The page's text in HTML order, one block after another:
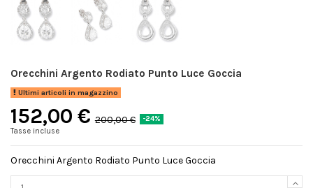
Orecchini Argento Rodiato Punto Luce Goccia
Ultimi articoli in magazzino
152,00 € 200,00 €
-24%
Tasse incluse
Orecchini Argento Rodiato Punto Luce Goccia